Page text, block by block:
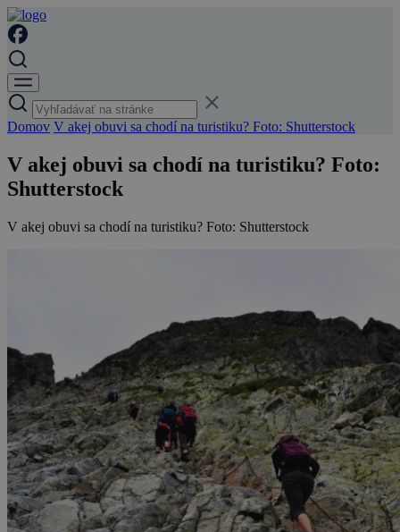
Domov V akej obuvi sa chodí na turistiku? Foto: Shutterstock
V akej obuvi sa chodí na turistiku? Foto:
Shutterstock
V akej obuvi sa chodí na turistiku? Foto: Shutterstock